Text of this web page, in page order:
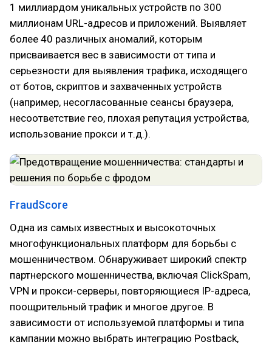
1 миллиардом уникальных устройств по 300
миллионам URL-адресов и приложений. Выявляет
более 40 различных аномалий, которым
присваивается вес в зависимости от типа и
серьезности для выявления трафика, исходящего
от ботов, скриптов и захваченных устройств
(например, несогласованные сеансы браузера,
несоответствие гео, плохая репутация устройства,
использование прокси и т.д.).
FraudScore
Одна из самых известных и высокоточных
многофункциональных платформ для борьбы с
мошенничеством. Обнаруживает широкий спектр
партнерского мошенничества, включая ClickSpam,
VPN и прокси-серверы, повторяющиеся IP-адреса,
поощрительный трафик и многое другое. В
зависимости от используемой платформы и типа
кампании можно выбрать интеграцию Postback,